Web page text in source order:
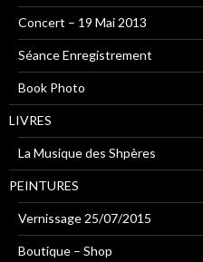
Concert – 19 Mai 2013
Séance Enregistrement
Book Photo
LIVRES
La Musique des Shpères
PEINTURES
Vernissage 25/07/2015
Boutique – Shop